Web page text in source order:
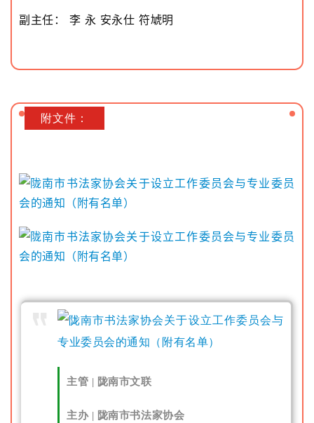
的
字
百
副主任： 李 永 安永仕 符虓明
附文件：
主管 | 陇南市文联
主办 | 陇南市书法家协会